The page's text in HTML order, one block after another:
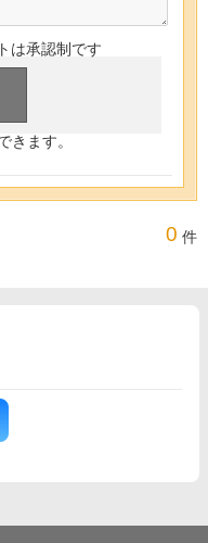
は承認制です
きます。
0 件